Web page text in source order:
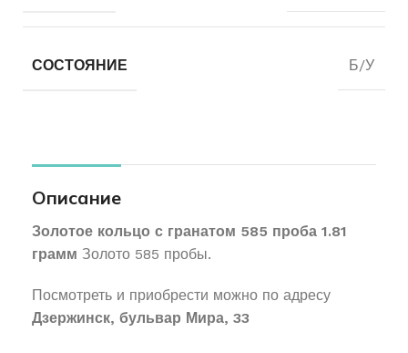
СОСТОЯНИЕ Б/У
Описание
Золотое кольцо с гранатом 585 проба 1.81
грамм Золото 585 пробы.
Посмотреть и приобрести можно по адресу
Дзержинск, бульвар Мира, 33